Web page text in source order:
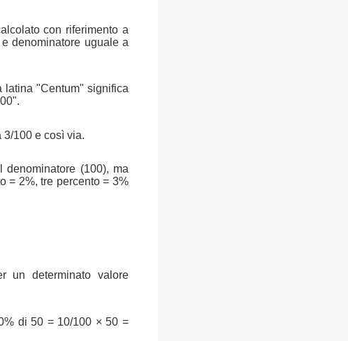
con riferimento a
denominatore uguale a
latina "Centum" significa
3/100 e così via.
(100), ma
= 2%, tre percento = 3%
un determinato valore
di 50 = 10/100 × 50 =